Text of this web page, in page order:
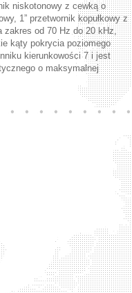
niskotonowy z cewką o
1” przetwornik kopułkowy z
zakres od 70 Hz do 20 kHz,
kąty pokrycia poziomego
kierunkowości 7 i jest
o maksymalnej